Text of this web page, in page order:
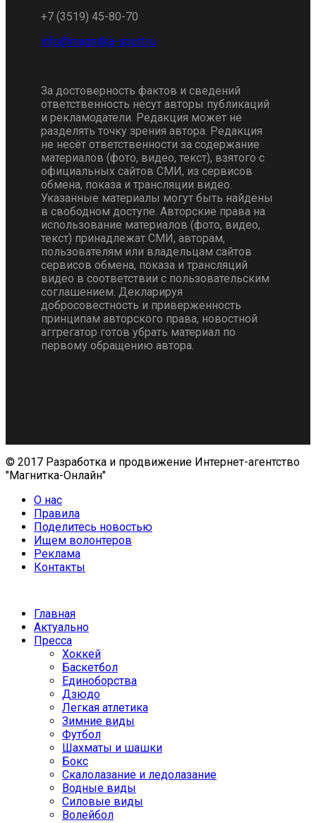
+7 (3519) 45-80-70
За достоверность фактов и сведений
ответственность несут авторы публикаций
и рекламодатели. Редакция может не
разделять точку зрения автора. Редакция
не несёт ответственности за содержание
материалов (фото, видео, текст), взятого с
официальных сайтов СМИ, из сервисов
обмена, показа и трансляции видео.
Указанные материалы могут быть найдены
в свободном доступе. Авторские права на
использование материалов (фото, видео,
текст) принадлежат СМИ, авторам,
пользователям или владельцам сайтов
сервисов обмена, показа и трансляций
видео в соответствии с пользовательским
соглашением. Декларируя
добросовестность и приверженность
принципам авторского права, новостной
аггрегатор готов убрать материал по
первому обращению автора.
© 2017 Разработка и продвижение Интернет-агентство
"Магнитка-Онлайн"
О нас
Правила
Поделитесь новостью
Ищем волонтеров
Реклама
Контакты
Главная
Актуально
Пресса
Хоккей
Баскетбол
Единоборства
Дзюдо
Легкая атлетика
Зимние виды
Футбол
Шахматы и шашки
Бокс
Скалолазание и ледолазание
Водные виды
Силовые виды
Волейбол